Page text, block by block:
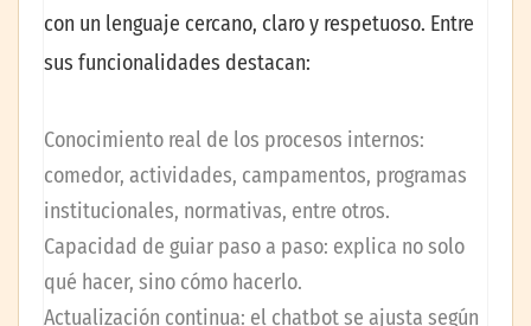
con un lenguaje cercano, claro y respetuoso. Entre
sus funcionalidades destacan:
Conocimiento real de los procesos internos:
comedor, actividades, campamentos, programas
institucionales, normativas, entre otros.
Capacidad de guiar paso a paso: explica no solo
qué hacer, sino cómo hacerlo.
Actualización continua: el chatbot se ajusta según